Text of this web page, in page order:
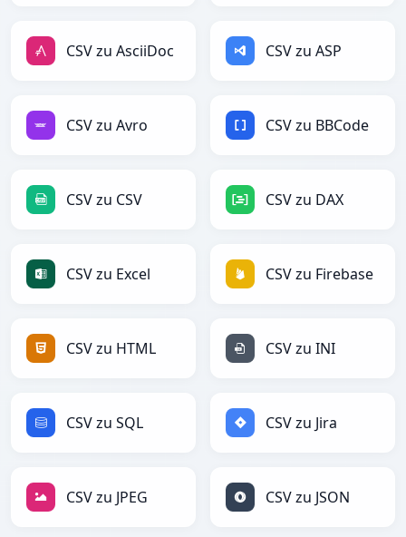
CSV zu AsciiDoc CSV zu ASP
CSV zu Avro CSV zu BBCode
CSV zu CSV CSV zu DAX
CSV zu Excel CSV zu Firebase
CSV zu HTML CSV zu INI
CSV zu SQL CSV zu Jira
CSV zu JPEG CSV zu JSON